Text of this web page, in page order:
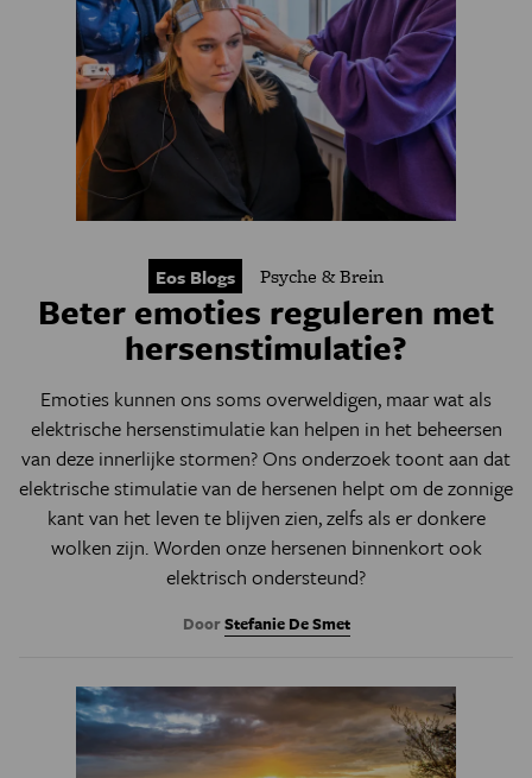
Eos Blogs Psyche & Brein
Beter emoties reguleren met
hersenstimulatie?
Emoties kunnen ons soms overweldigen, maar wat als
elektrische hersenstimulatie kan helpen in het beheersen
van deze innerlijke stormen? Ons onderzoek toont aan dat
elektrische stimulatie van de hersenen helpt om de zonnige
kant van het leven te blijven zien, zelfs als er donkere
wolken zijn. Worden onze hersenen binnenkort ook
elektrisch ondersteund?
DoorStefanie De Smet